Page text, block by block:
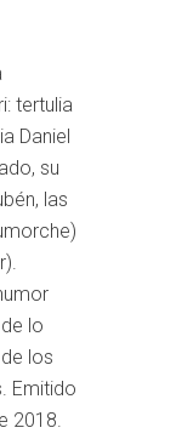
tertulia
Daniel
su
las
lo
los
Emitido
2018.